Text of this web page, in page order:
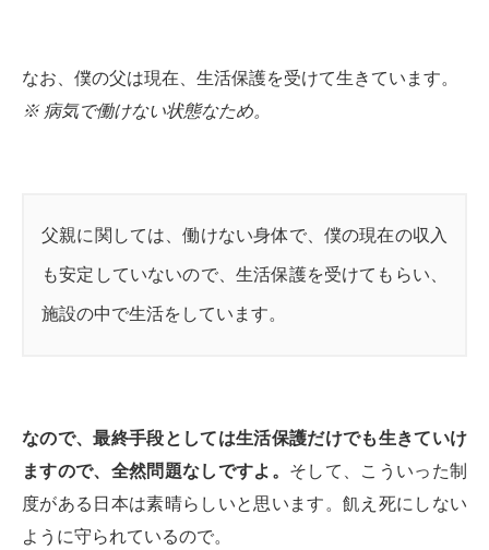
なお、僕の父は現在、生活保護を受けて生きています。
※ 病気で働けない状態なため。
父親に関しては、働けない身体で、僕の現在の収入
も安定していないので、生活保護を受けてもらい、
施設の中で生活をしています。
なので、最終手段としては生活保護だけでも生きていけ
ますので、全然問題なしですよ。 そして、こういった制
度がある日本は素晴らしいと思います。飢え死にしない
ように守られているので。